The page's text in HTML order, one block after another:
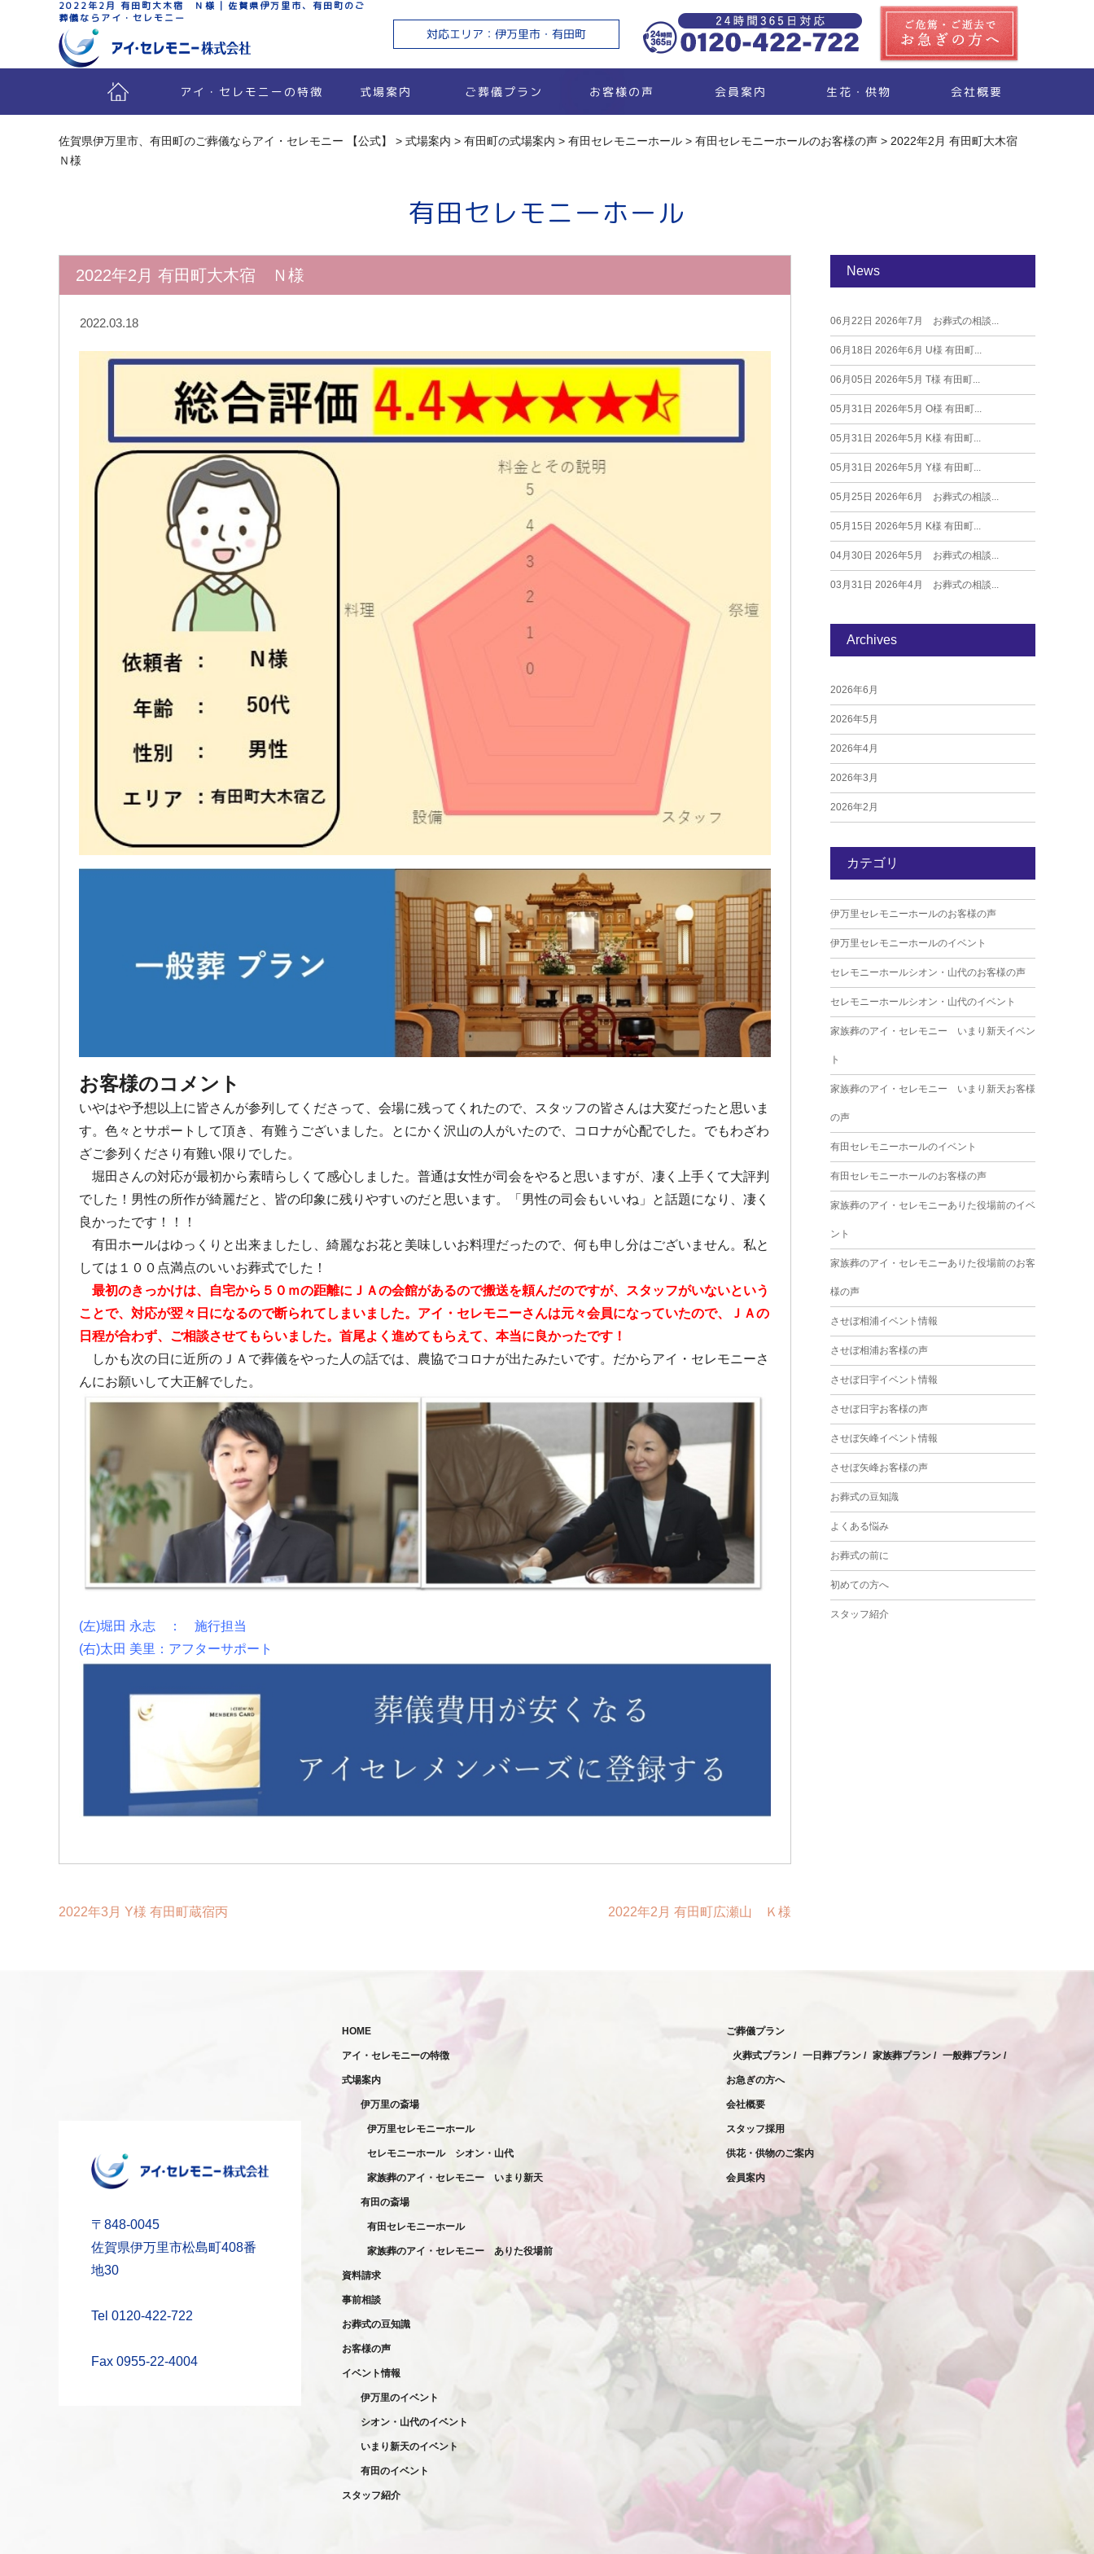
2022年2月 有田町大木宿 Ｎ様 | 佐賀県伊万里市、有田町のご
葬儀ならアイ・セレモニー
対応エリア：伊万里市・有田町
アイ・セレモニーの特徴 式場案内 ご葬儀プラン お客様の声 会員案内 生花・供物 会社概要
佐賀県伊万里市、有田町のご葬儀ならアイ・セレモニー 【公式】 > 式場案内 > 有田町の式場案内 > 有田セレモニーホール > 有田セレモニーホールのお客様の声 > 2022年2月 有田町大木宿
Ｎ様
有田セレモニーホール
2022年2月 有田町大木宿 Ｎ様
2022.03.18
お客様のコメント
いやはや予想以上に皆さんが参列してくださって、会場に残ってくれたので、スタッフの皆さんは大変だったと思いま
す。色々とサポートして頂き、有難うございました。とにかく沢山の人がいたので、コロナが心配でした。でもわざわ
ざご参列くださり有難い限りでした。
堀田さんの対応が最初から素晴らしくて感心しました。普通は女性が司会をやると思いますが、凄く上手くて大評判
でした！男性の所作が綺麗だと、皆の印象に残りやすいのだと思います。「男性の司会もいいね」と話題になり、凄く
良かったです！！！
有田ホールはゆっくりと出来ましたし、綺麗なお花と美味しいお料理だったので、何も申し分はございません。私と
しては１００点満点のいいお葬式でした！
最初のきっかけは、自宅から５０ｍの距離にＪＡの会館があるので搬送を頼んだのですが、スタッフがいないという
ことで、対応が翌々日になるので断られてしまいました。アイ・セレモニーさんは元々会員になっていたので、ＪＡの
日程が合わず、ご相談させてもらいました。首尾よく進めてもらえて、本当に良かったです！
しかも次の日に近所のＪＡで葬儀をやった人の話では、農協でコロナが出たみたいです。だからアイ・セレモニーさ
んにお願いして大正解でした。
(左)堀田 永志 ： 施行担当
(右)太田 美里：アフターサポート
2022年3月 Y様 有田町蔵宿丙 2022年2月 有田町広瀬山 Ｋ様
News
06月22日 2026年7月 お葬式の相談...
06月18日 2026年6月 U様 有田町...
06月05日 2026年5月 T様 有田町...
05月31日 2026年5月 O様 有田町...
05月31日 2026年5月 K様 有田町...
05月31日 2026年5月 Y様 有田町...
05月25日 2026年6月 お葬式の相談...
05月15日 2026年5月 K様 有田町...
04月30日 2026年5月 お葬式の相談...
03月31日 2026年4月 お葬式の相談...
Archives
2026年6月
2026年5月
2026年4月
2026年3月
2026年2月
2025年12月
2025年3月
2025年2月
2025年1月
2024年11月
2024年9月
2024年8月
2024年7月
2024年6月
2024年5月
2024年4月
2024年3月
2024年2月
2024年1月
2023年12月
2023年11月
2022年3月
2022年2月
2022年1月
2021年12月
2021年10月
2021年9月
2021年6月
2021年5月
2021年3月
2021年2月
カテゴリ
伊万里セレモニーホールのお客様の声
伊万里セレモニーホールのイベント
セレモニーホールシオン・山代のお客様の声
セレモニーホールシオン・山代のイベント
家族葬のアイ・セレモニー いまり新天イベン
ト
家族葬のアイ・セレモニー いまり新天お客様
の声
有田セレモニーホールのイベント
有田セレモニーホールのお客様の声
家族葬のアイ・セレモニーありた役場前のイベ
ント
家族葬のアイ・セレモニーありた役場前のお客
様の声
させぼ相浦イベント情報
させぼ相浦お客様の声
させぼ日宇イベント情報
させぼ日宇お客様の声
させぼ矢峰イベント情報
させぼ矢峰お客様の声
お葬式の豆知識
よくある悩み
お葬式の前に
初めての方へ
スタッフ紹介
〒848-0045
佐賀県伊万里市松島町408番
地30
Tel 0120-422-722
Fax 0955-22-4004
HOME
アイ・セレモニーの特徴
式場案内
伊万里の斎場
伊万里セレモニーホール
セレモニーホール シオン・山代
家族葬のアイ・セレモニー いまり新天
有田の斎場
有田セレモニーホール
家族葬のアイ・セレモニー ありた役場前
ご葬儀プラン
火葬式プラン 一日葬プラン 家族葬プラン 一般葬プラン
お急ぎの方へ
会社概要
スタッフ採用
供花・供物のご案内
会員案内
資料請求
事前相談
お葬式の豆知識
お客様の声
イベント情報
伊万里のイベント
シオン・山代のイベント
いまり新天のイベント
有田のイベント
スタッフ紹介